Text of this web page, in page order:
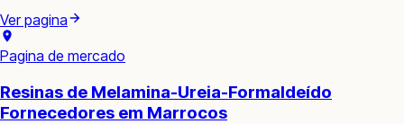
Ver pagina
Pagina de mercado
Resinas de Melamina-Ureia-Formaldeído
Fornecedores em Marrocos